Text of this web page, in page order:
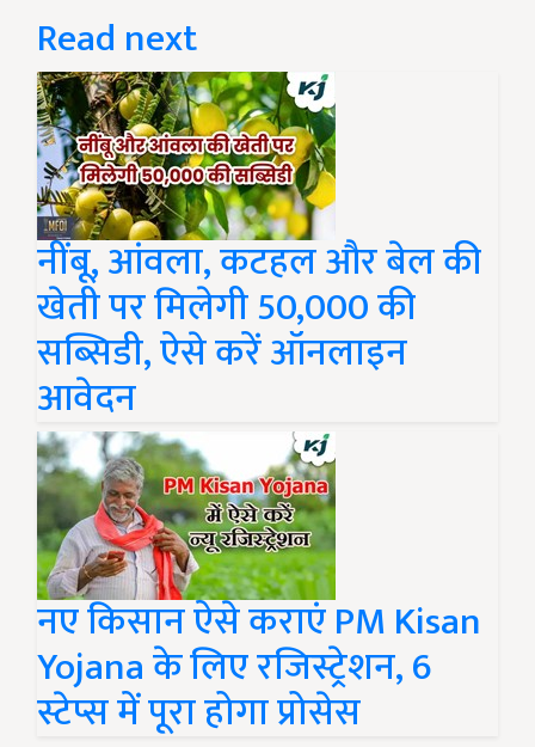
Read next
नींबू, आंवला, कटहल और बेल की
खेती पर मिलेगी 50,000 की
सब्सिडी, ऐसे करें ऑनलाइन
आवेदन
नए किसान ऐसे कराएं PM Kisan
Yojana के लिए रजिस्ट्रेशन, 6
स्टेप्स में पूरा होगा प्रोसेस